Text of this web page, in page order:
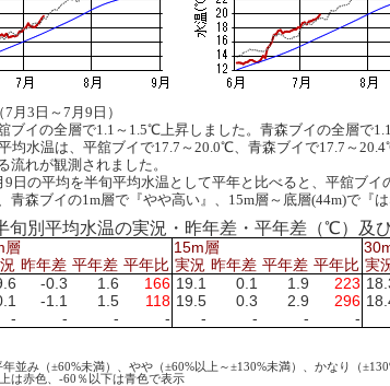
月3日～7月9日）
ブイの全層で1.1～1.5℃上昇しました。青森ブイの全層で
均水温は、平舘ブイで17.7～20.0℃、青森ブイで17.7～
流れが観測されました。
日の平均を半旬平均水温として平年と比べると、平舘ブイ
青森ブイの1m層で『やや高い』、15m層～底層(44m)で『
旬別平均水温の実況・昨年差・平年差（℃）及
層 15m層
昨年差 平年差 平年比 実況 昨年差 平年差 平年比 実
-0.3 1.6 166 19.1 0.1 1.9 223
-1.1 1.5 118 19.5 0.3 2.9 296
- - - - - - - -
並み（±60%未満）、やや（±60%以上～±130%未満）、かなり（
は赤色、-60％以下は青色で表示